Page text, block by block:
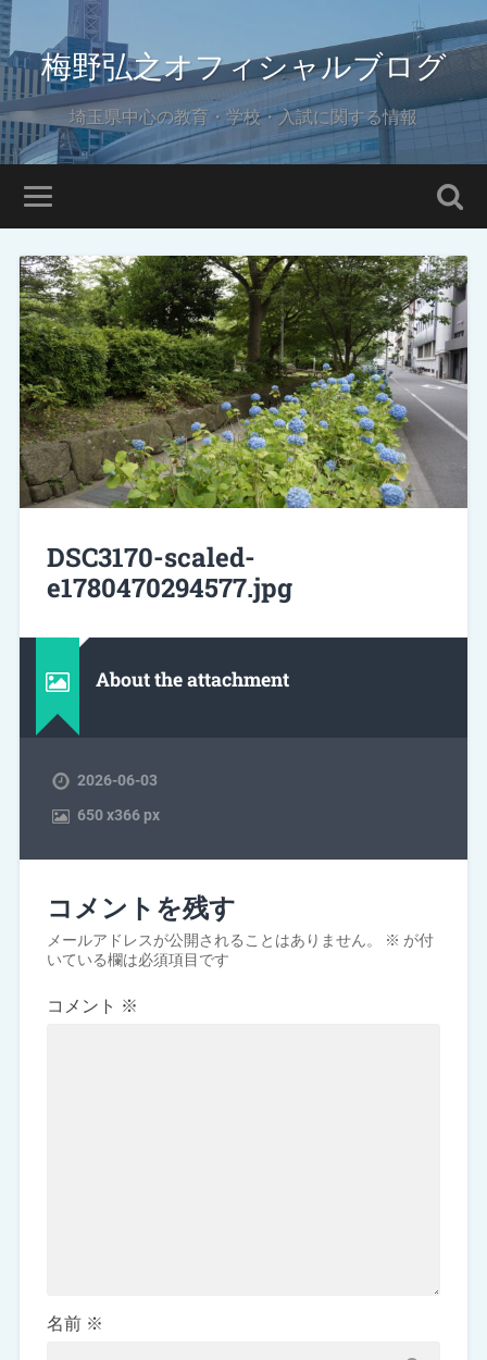
梅野弘之オフィシャルブログ
埼玉県中心の教育・学校・入試に関する情報
DSC3170-scaled-
e1780470294577.jpg
About the attachment
2026-06-03
650x366 px
コメントを残す
メールアドレスが公開されることはありません。 ※ が付
いている欄は必須項目です
コメント ※
名前 ※